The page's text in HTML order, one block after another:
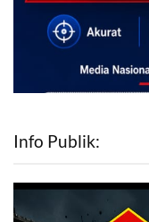
Info Publik: